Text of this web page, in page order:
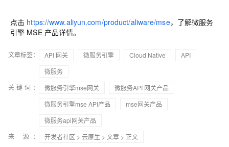
点击 https://www.aliyun.com/product/aliware/mse，了解微服务
引擎 MSE 产品详情。
文章标签： API 网关 微服务引擎 Cloud Native
API
微服务
关键词：
微服务引擎mse网关
微服务API 网关产品
微服务引擎mse API产品
mse网关产品
微服务api网关产品
来 源：
开发者社区 > 云原生 > 文章 > 正文